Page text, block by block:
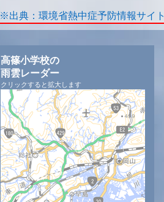
※出典：環境省熱中症予防情報サイト
高篠小学校の
雨雲レーダー
クリックすると拡大します